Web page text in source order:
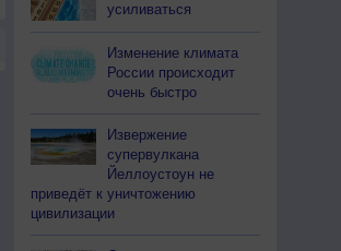
усиливаться
Изменение климата
России происходит
очень быстро
Извержение
супервулкана
Йеллоустоун не
приведёт к уничтожению
цивилизации